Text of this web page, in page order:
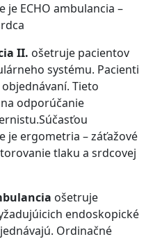
ECHO ambulancia –
II. ošetruje pacientov
systému. Pacienti
Tieto
odporúčanie
je ergometria – záťažové
tlaku a srdcovej
ošetruje
endoskopické
Ordinačné